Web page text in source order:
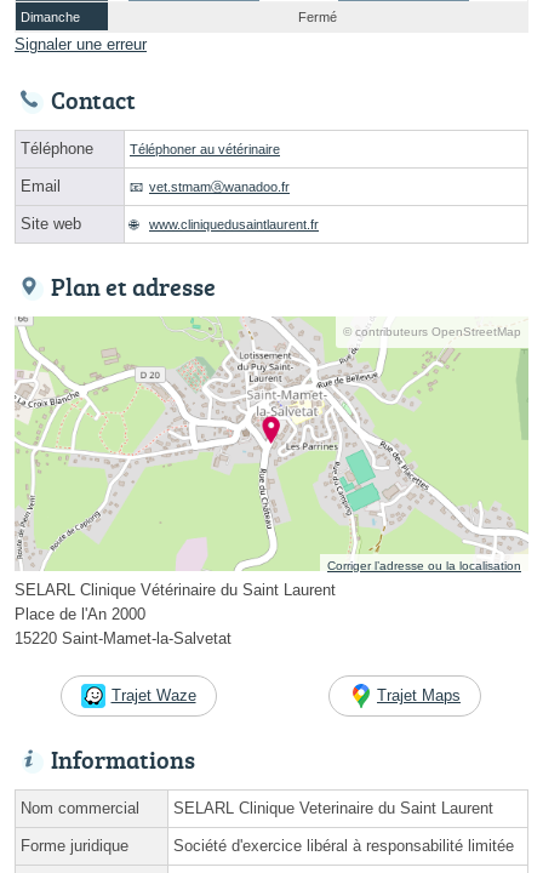
Dimanche
Fermé
Signaler une erreur
Contact
Téléphone Téléphoner au vétérinaire
Email vet.stmamⓐwanadoo.fr
Site web www.cliniquedusaintlaurent.fr
Plan et adresse
© contributeurs OpenStreetMap
Corriger l’adresse ou la localisation
SELARL Clinique Vétérinaire du Saint Laurent
Place de l'An 2000
15220 Saint-Mamet-la-Salvetat
Trajet Waze Trajet Maps
Informations
Nom commercial SELARL Clinique Veterinaire du Saint Laurent
Forme juridique Société d'exercice libéral à responsabilité limitée